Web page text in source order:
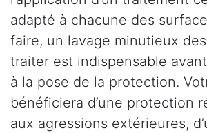
adapté à chacune des
faire, un lavage minutieux
traiter est indispensable
à la pose de la protection.
bénéficiera d’une protection
aux agressions extérieures,